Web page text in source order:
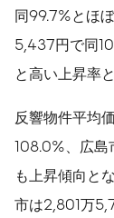
同99.7%とほ
5,437円で同
と高い上昇率
反響物件平均
108.0%、広島
も上昇傾向と
市は2,801万